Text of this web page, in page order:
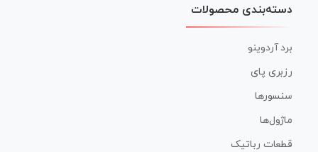
دسته‌بندی محصولات
برد آردوینو
رزبری پای
سنسورها
ماژول‌ها
قطعات رباتیک